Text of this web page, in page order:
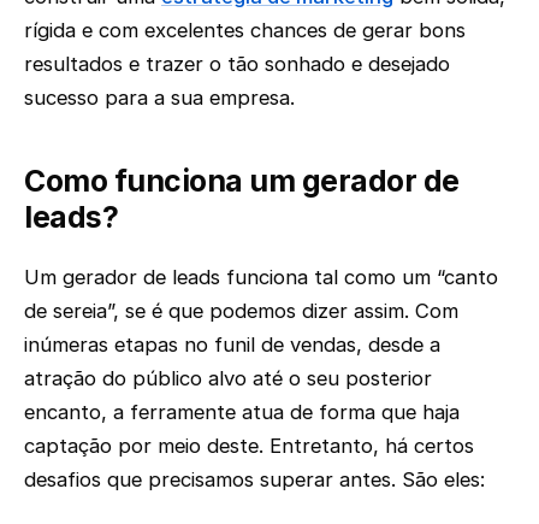
rígida e com excelentes chances de gerar bons
resultados e trazer o tão sonhado e desejado
sucesso para a sua empresa.
Como funciona um gerador de
leads?
Um gerador de leads funciona tal como um “canto
de sereia”, se é que podemos dizer assim. Com
inúmeras etapas no funil de vendas, desde a
atração do público alvo até o seu posterior
encanto, a ferramente atua de forma que haja
captação por meio deste. Entretanto, há certos
desafios que precisamos superar antes. São eles: